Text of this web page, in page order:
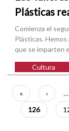
Plásticas
Comienza el
Plásticas.
que se imparten
Cultura
Paginació
Primera
pàgina
«
Pàgina
‹ …
Pàgina
actual
126